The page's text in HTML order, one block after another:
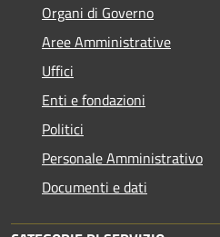
Organi di Governo
Aree Amministrative
Uffici
Enti e fondazioni
Politici
Personale Amministrativo
Documenti e dati